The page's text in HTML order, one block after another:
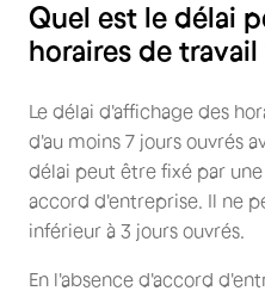
Quel est le délai
horaires de travail
Le délai d'affichage des
d'au moins 7 jours ouvrés
délai peut être fixé par
accord d'entreprise. Il ne
inférieur à 3 jours ouvrés.
En l'absence d'accord